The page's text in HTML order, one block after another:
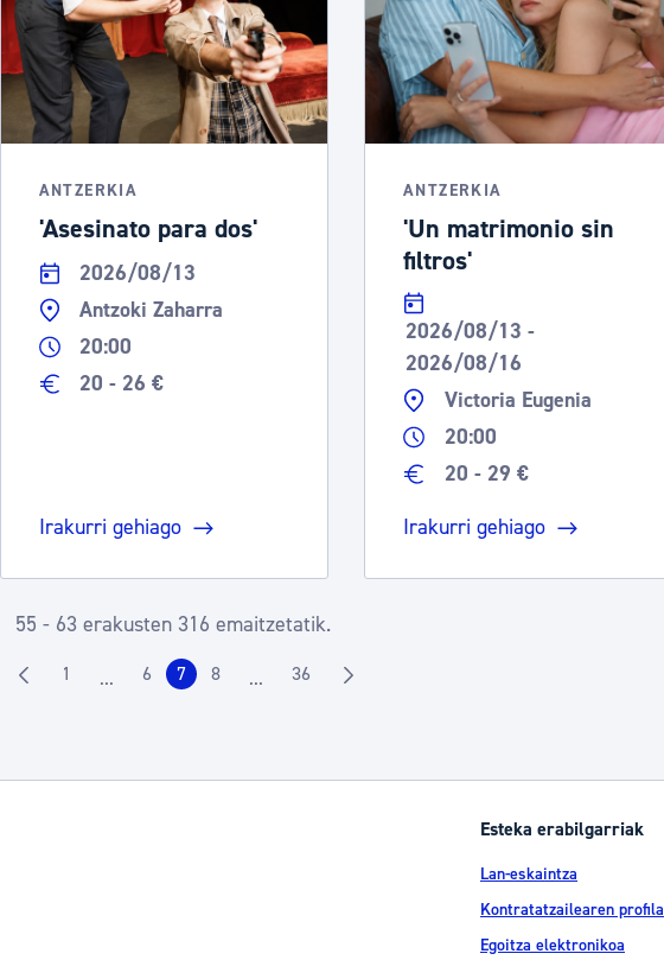
ANTZERKIA
'Asesinato para dos'
2026/08/13
Antzoki Zaharra
20:00
20 - 26 €
Irakurri gehiago
ANTZERKIA
'Un matrimonio sin
filtros'
2026/08/13 -
2026/08/16
Victoria Eugenia
20:00
20 - 29 €
Irakurri gehiago
55 - 63 erakusten 316 emaitzetatik.
Orrialdea
1 ...Intermediate Pages Use TAB to navigate.
Orrialdea
6 Orrialdea
7 Orrialdea
8 ...Intermediate Pages Use TAB to navigate.
Orrialdea
36
Esteka erabilgarriak
Lan-eskaintza
Kontratatzailearen profila
Egoitza elektronikoa